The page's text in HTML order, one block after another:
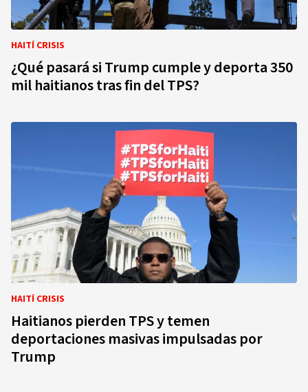
HAITÍ CRISIS
¿Qué pasará si Trump cumple y deporta 350
mil haitianos tras fin del TPS?
HAITÍ CRISIS
Haitianos pierden TPS y temen
deportaciones masivas impulsadas por
Trump